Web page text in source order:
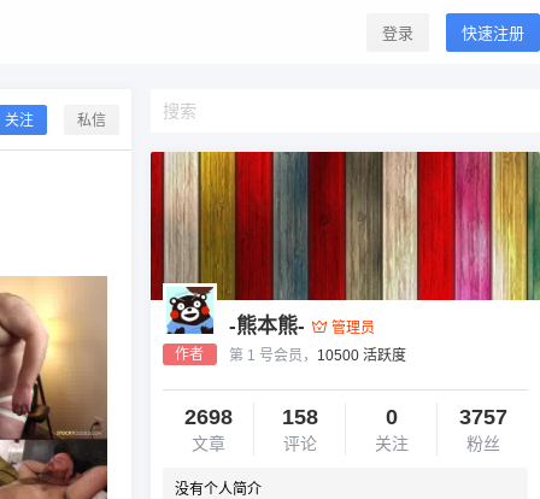
登录 快速注册
关注 私信
作者
-熊本熊-
管理员
第 1 号会员， 10500 活跃度
2698
文章
158
评论
0
关注
3757
粉丝
没有个人简介